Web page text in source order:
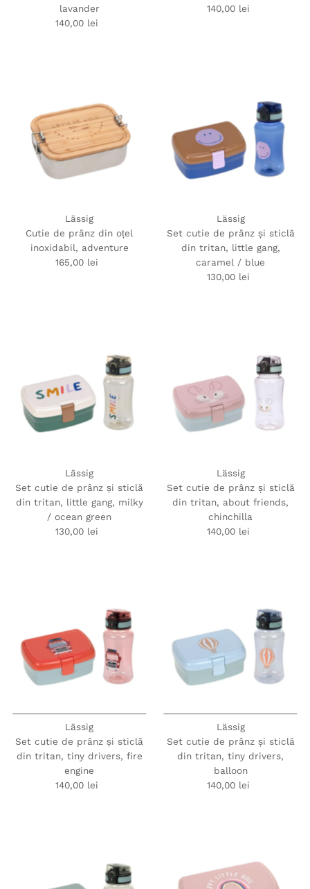
lavander
Preț
140,00 lei
Preț
140,00 lei
Lässig
Cutie de prânz din oțel
inoxidabil, adventure
Preț
165,00 lei
Lässig
Set cutie de prânz și sticlă
din tritan, little gang,
caramel / blue
Preț
130,00 lei
Lässig
Set cutie de prânz și sticlă
din tritan, little gang, milky
/ ocean green
Preț
130,00 lei
Lässig
Set cutie de prânz și sticlă
din tritan, about friends,
chinchilla
Preț
140,00 lei
Lässig
Set cutie de prânz și sticlă
din tritan, tiny drivers, fire
engine
Preț
140,00 lei
Lässig
Set cutie de prânz și sticlă
din tritan, tiny drivers,
balloon
Preț
140,00 lei